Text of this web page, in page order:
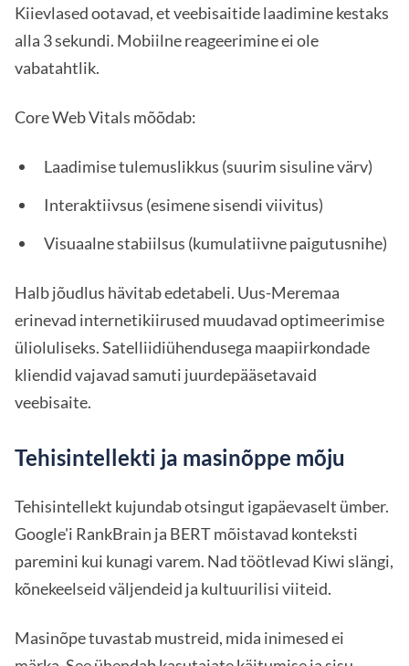
Kiievlased ootavad, et veebisaitide laadimine kestaks
alla 3 sekundi. Mobiilne reageerimine ei ole
vabatahtlik.
Core Web Vitals mõõdab:
Laadimise tulemuslikkus (suurim sisuline värv)
Interaktiivsus (esimene sisendi viivitus)
Visuaalne stabiilsus (kumulatiivne paigutusnihe)
Halb jõudlus hävitab edetabeli. Uus-Meremaa
erinevad internetikiirused muudavad optimeerimise
ülioluliseks. Satelliidiühendusega maapiirkondade
kliendid vajavad samuti juurdepääsetavaid
veebisaite.
Tehisintellekti ja masinõppe mõju
Tehisintellekt kujundab otsingut igapäevaselt ümber.
Google'i RankBrain ja BERT mõistavad konteksti
paremini kui kunagi varem. Nad töötlevad Kiwi slängi,
kõnekeelseid väljendeid ja kultuurilisi viiteid.
Masinõpe tuvastab mustreid, mida inimesed ei